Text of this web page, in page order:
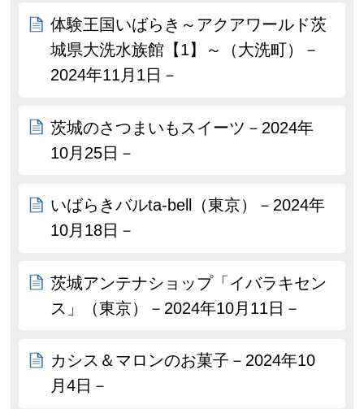
体験王国いばらき～アクアワールド茨
城県大洗水族館【1】～（大洗町）－
2024年11月1日－
茨城のさつまいもスイーツ－2024年
10月25日－
いばらきバルta-bell（東京）－2024年
10月18日－
茨城アンテナショップ「イバラキセン
ス」（東京）－2024年10月11日－
カシス＆マロンのお菓子－2024年10
月4日－